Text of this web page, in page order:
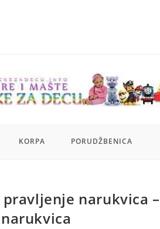
KORPA PORUDŽBENICA
pravljenje narukvica –